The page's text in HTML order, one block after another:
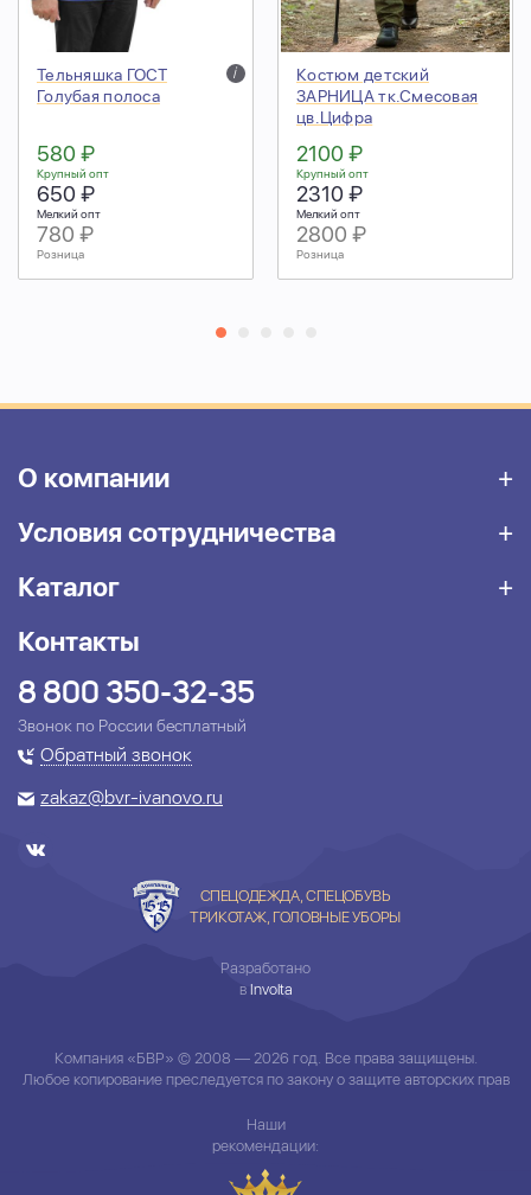
Тельняшка ГОСТ
Голубая полоса
i
580 ₽
Крупный опт
650 ₽
Мелкий опт
780 ₽
Розница
Костюм детский
ЗАРНИЦА тк.Смесовая
цв.Цифра
2100 ₽
Крупный опт
2310 ₽
Мелкий опт
2800 ₽
Розница
О компании
Условия сотрудничества
Каталог
Контакты
8 800 350-32-35
Звонок по России бесплатный
Обратный звонок
zakaz@bvr-ivanovo.ru
СПЕЦОДЕЖДА, СПЕЦОБУВЬ
ТРИКОТАЖ, ГОЛОВНЫЕ УБОРЫ
Разработано
в Involta
Компания «БВР» © 2008 — 2026 год. Все права защищены.
Любое копирование преследуется по закону о защите авторских прав
Наши
рекомендации: